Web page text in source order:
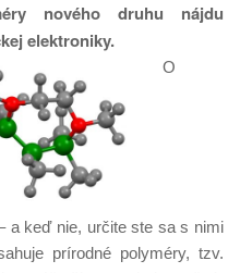
nového druhu nájdu
elektroniky.
O
a keď nie, určite ste sa s nimi
prírodné polyméry, tzv.